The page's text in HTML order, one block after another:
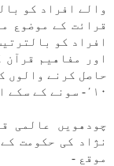
والے افراد كو بالترتيب ٬۵۰ ۳۵٬ ۲۵
قراﺋت كے موضوع
افراد كو بالترتيب ۴۵٬ ۳۰ ٬ ۲۰ ٬۱۵٬ ۱۰ سونے كے
اور مفاهيم
حاصل كرنے والوں كو
٬۱۰- سونے كے سكے انعام كے طور پر دیے گۓ-
نژاد كی حكومت
موقع -